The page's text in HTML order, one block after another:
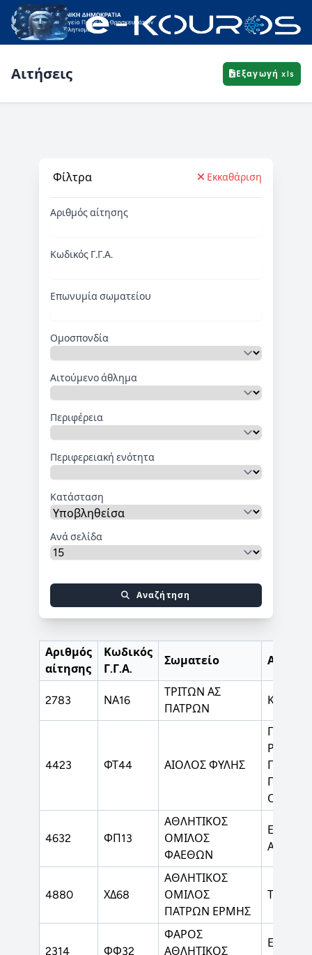
Αιτήσεις Εξαγωγή xls
Φίλτρα Εκκαθάριση
Αριθμός αίτησης
Κωδικός Γ.Γ.Α.
Επωνυμία σωματείου
Ομοσπονδία
Αιτούμενο άθλημα
Περιφέρεια
Περιφερειακή ενότητα
Κατάσταση
Ανά σελίδα
Αναζήτηση
Αριθμός
αίτησης
Κωδικός
Γ.Γ.Α.
Σωματείο
2783 ΝΑ16
ΤΡΙΤΩΝ ΑΣ
ΠΑΤΡΩΝ
4423 ΦΤ44 ΑΙΟΛΟΣ ΦΥΛΗΣ
ΟΛΟΥΣ
4632 ΦΠ13
ΑΘΛΗΤΙΚΟΣ
ΟΜΙΛΟΣ
ΦΑΕΘΩΝ
4880 ΧΔ68
ΑΘΛΗΤΙΚΟΣ
ΟΜΙΛΟΣ
ΠΑΤΡΩΝ ΕΡΜΗΣ
2314 ΦΦ32
ΦΑΡΟΣ
ΑΘΛΗΤΙΚΟΣ